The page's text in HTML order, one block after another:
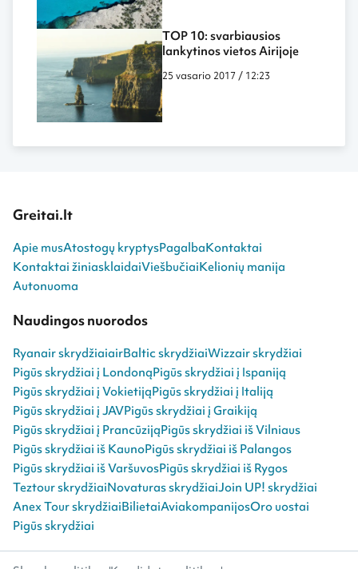
TOP 10: svarbiausios
lankytinos vietos Airijoje
25 vasario 2017 / 12:23
Greitai.lt
Apie musAtostogų kryptysPagalbaKontaktai
Kontaktai žiniasklaidaiViešbučiaiKelionių manija
Autonuoma
Naudingos nuorodos
Ryanair skrydžiaiairBaltic skrydžiaiWizzair skrydžiai
Pigūs skrydžiai į LondonąPigūs skrydžiai į Ispaniją
Pigūs skrydžiai į VokietijąPigūs skrydžiai į Italiją
Pigūs skrydžiai į JAVPigūs skrydžiai į Graikiją
Pigūs skrydžiai į PrancūzijąPigūs skrydžiai iš Vilniaus
Pigūs skrydžiai iš KaunoPigūs skrydžiai iš Palangos
Pigūs skrydžiai iš VaršuvosPigūs skrydžiai iš Rygos
Teztour skrydžiaiNovaturas skrydžiaiJoin UP! skrydžiai
Anex Tour skrydžiaiBilietaiAviakompanijosOro uostai
Pigūs skrydžiai